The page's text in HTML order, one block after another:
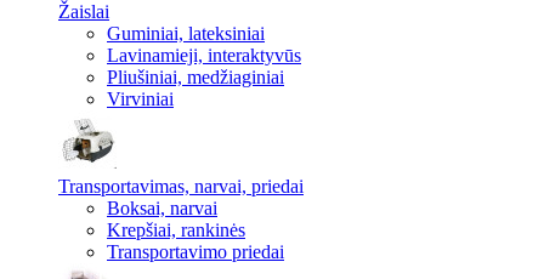
Žaislai
Guminiai, lateksiniai
Lavinamieji, interaktyvūs
Pliušiniai, medžiaginiai
Virviniai
Transportavimas, narvai, priedai
Boksai, narvai
Krepšiai, rankinės
Transportavimo priedai